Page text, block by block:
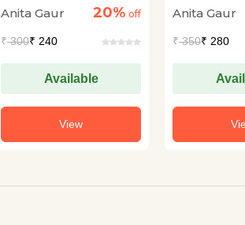
Anita Gaur
20% off
₹300₹ 240
Available
View
Anita Gaur
₹350₹ 280